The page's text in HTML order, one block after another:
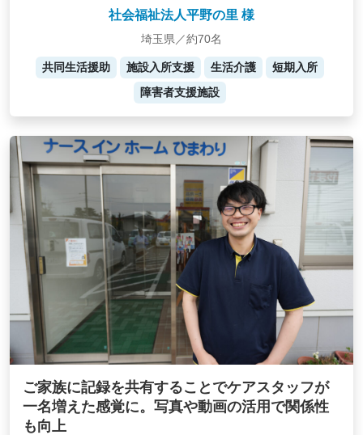
社会福祉法人平野の里 様
埼玉県／約70名
共同生活援助 施設入所支援 生活介護
短期入所
障害者支援施設
ご家族に記録を共有することでケアスタッフが
一名増えた感覚に。写真や動画の活用で関係性
も向上